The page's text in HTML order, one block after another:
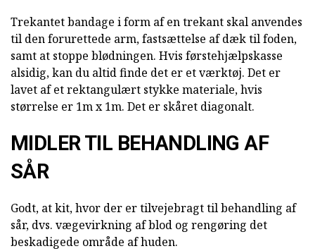
Trekantet bandage i form af en trekant skal anvendes
til den forurettede arm, fastsættelse af dæk til foden,
samt at stoppe blødningen. Hvis førstehjælpskasse
alsidig, kan du altid finde det er et værktøj. Det er
lavet af et rektangulært stykke materiale, hvis
størrelse er 1m x 1m. Det er skåret diagonalt.
MIDLER TIL BEHANDLING AF
SÅR
Godt, at kit, hvor der er tilvejebragt til behandling af
sår, dvs. vægevirkning af blod og rengøring det
beskadigede område af huden.